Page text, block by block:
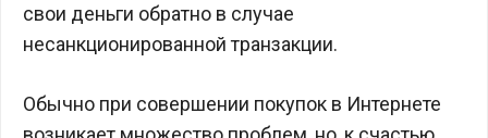
свои деньги обратно в случае
несанкционированной транзакции.
Обычно при совершении покупок в Интернете